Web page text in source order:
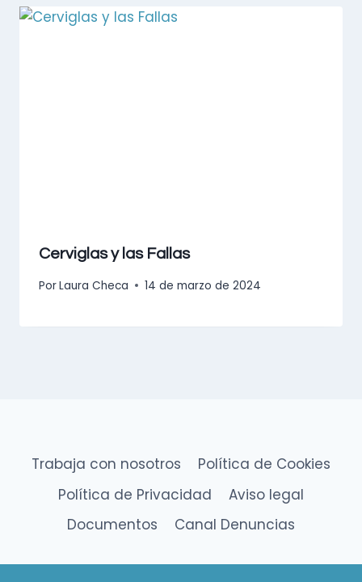
Cerviglas y las Fallas
PorLaura Checa 14 de marzo de 2024
Trabaja con nosotros
Política de Cookies
Política de Privacidad
Aviso legal
Documentos
Canal Denuncias